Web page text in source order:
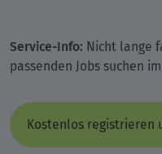
Service-Info: Nicht lange
passenden Jobs suchen im
Kostenlos registrieren